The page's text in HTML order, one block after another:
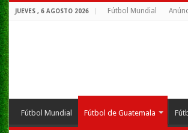
JUEVES , 6 AGOSTO 2026 Fútbol Mundial
Fútbol Mundial Fútbol de Guatemala